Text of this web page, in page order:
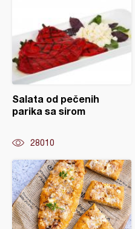
Salata od pečenih
parika sa sirom
28010